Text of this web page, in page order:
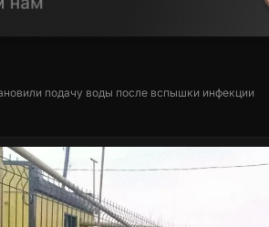
подачу воды после вспышки инфекции